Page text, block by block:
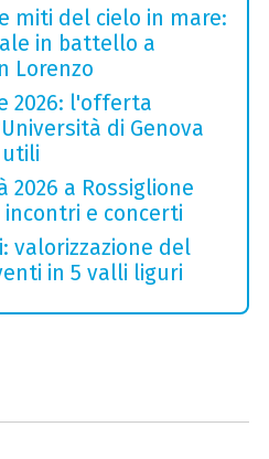
miti del cielo in mare:
in battello a
Lorenzo
2026: l'offerta
di Genova
2026 a Rossiglione
e concerti
valorizzazione del
in 5 valli liguri